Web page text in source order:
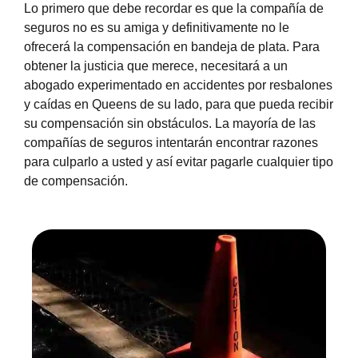
Lo primero que debe recordar es que la compañía de
seguros no es su amiga y definitivamente no le
ofrecerá la compensación en bandeja de plata. Para
obtener la justicia que merece, necesitará a un
abogado experimentado en accidentes por resbalones
y caídas en Queens de su lado, para que pueda recibir
su compensación sin obstáculos. La mayoría de las
compañías de seguros intentarán encontrar razones
para culparlo a usted y así evitar pagarle cualquier tipo
de compensación.